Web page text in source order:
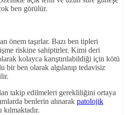
ben görülür.
önem taşırlar. Bazı ben tipleri
riskine sahiptirler. Kimi deri
kolayca karıştırılabildiği için kötü
ben olarak algılanıp tedavisiz
takip edilmeleri gerekliliğini ortaya
benlerin alınarak patolojik